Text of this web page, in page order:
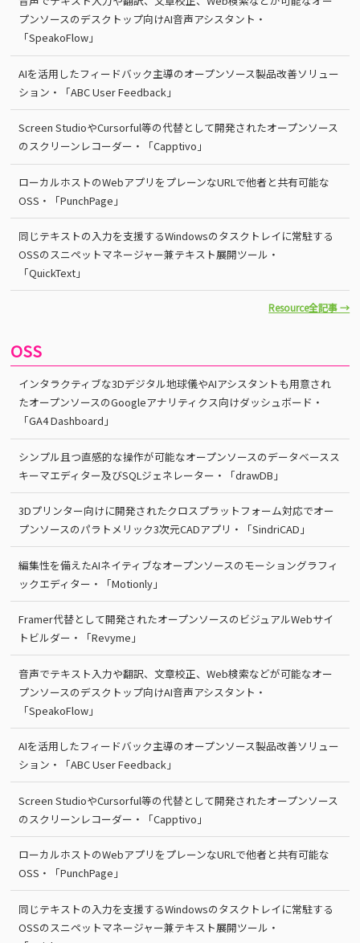
プンソースのデスクトップ向けAI音声アシスタント・
「SpeakoFlow」
AIを活用したフィードバック主導のオープンソース製品改善ソリュー
ション・「ABC User Feedback」
Screen StudioやCursorful等の代替として開発されたオープンソース
のスクリーンレコーダー・「Capptivo」
ローカルホストのWebアプリをプレーンなURLで他者と共有可能な
OSS・「PunchPage」
同じテキストの入力を支援するWindowsのタスクトレイに常駐する
OSSのスニペットマネージャー兼テキスト展開ツール・
「QuickText」
Resource全記事 →
OSS
インタラクティブな3Dデジタル地球儀やAIアシスタントも用意され
たオープンソースのGoogleアナリティクス向けダッシュボード・
「GA4 Dashboard」
シンプル且つ直感的な操作が可能なオープンソースのデータベースス
キーマエディター及びSQLジェネレーター・「drawDB」
3Dプリンター向けに開発されたクロスプラットフォーム対応でオー
プンソースのパラトメリック3次元CADアプリ・「SindriCAD」
編集性を備えたAIネイティブなオープンソースのモーショングラフィ
ックエディター・「Motionly」
Framer代替として開発されたオープンソースのビジュアルWebサイ
トビルダー・「Revyme」
音声でテキスト入力や翻訳、文章校正、Web検索などが可能なオー
プンソースのデスクトップ向けAI音声アシスタント・
「SpeakoFlow」
AIを活用したフィードバック主導のオープンソース製品改善ソリュー
ション・「ABC User Feedback」
Screen StudioやCursorful等の代替として開発されたオープンソース
のスクリーンレコーダー・「Capptivo」
ローカルホストのWebアプリをプレーンなURLで他者と共有可能な
OSS・「PunchPage」
同じテキストの入力を支援するWindowsのタスクトレイに常駐する
OSSのスニペットマネージャー兼テキスト展開ツール・